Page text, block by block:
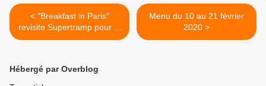
< "Breakfast in Paris"
revisite Supertramp pour la
coopérative scolaire de
Menu du 10 au 21 février
2020 >
Hébergé par Overblog